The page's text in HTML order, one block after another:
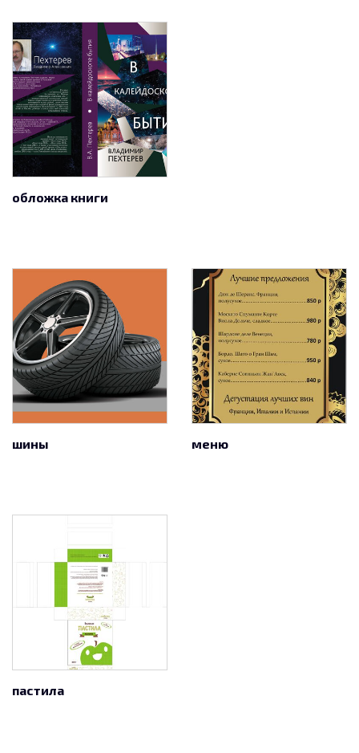
обложка книги
шины меню
пастила